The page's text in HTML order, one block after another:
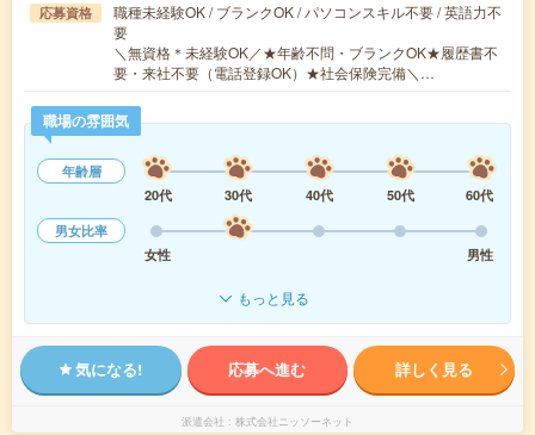
応募資格
職種未経験OK / ブランクOK / パソコンスキル不要 / 英語力不
要
＼無資格＊未経験OK／★年齢不問・ブランクOK★履歴書不
要・来社不要（電話登録OK）★社会保険完備＼…
職場の雰囲気
年齢層
20代
30代 40代 50代
60代
男女比率
女性
男性
もっと見る
気になる! 応募へ進む 詳しく見る
派遣会社 株式会社ニッソーネット